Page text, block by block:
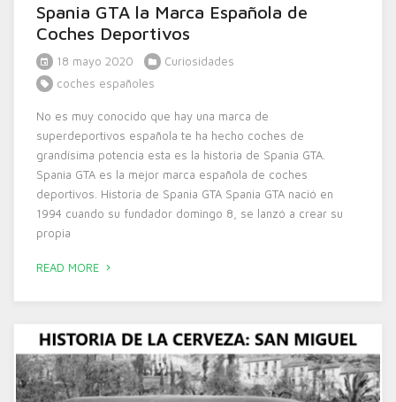
Spania GTA la Marca Española de
Coches Deportivos
18 mayo 2020
Curiosidades
coches españoles
No es muy conocido que hay una marca de
superdeportivos española te ha hecho coches de
grandísima potencia esta es la historia de Spania GTA.
Spania GTA es la mejor marca española de coches
deportivos. Historia de Spania GTA Spania GTA nació en
1994 cuando su fundador domingo 8, se lanzó a crear su
propia
READ MORE